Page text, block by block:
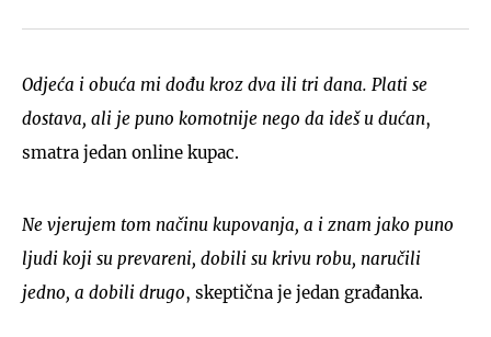
Odjeća i obuća mi dođu kroz dva ili tri dana. Plati se
dostava, ali je puno komotnije nego da ideš u dućan,
smatra jedan online kupac.
Ne vjerujem tom načinu kupovanja, a i znam jako puno
ljudi koji su prevareni, dobili su krivu robu, naručili
jedno, a dobili drugo, skeptična je jedan građanka.